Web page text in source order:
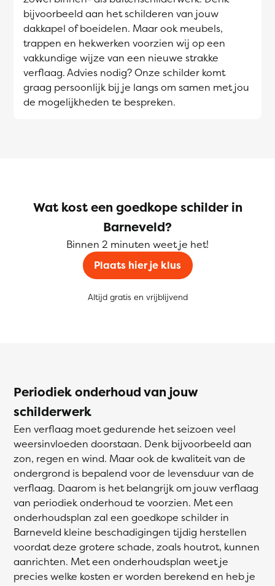
bijvoorbeeld aan het schilderen van jouw
dakkapel of boeidelen. Maar ook meubels,
trappen en hekwerken voorzien wij op een
vakkundige wijze van een nieuwe strakke
verflaag. Advies nodig? Onze schilder komt
graag persoonlijk bij je langs om samen met jou
de mogelijkheden te bespreken.
Wat kost een goedkope schilder in
Barneveld?
Binnen 2 minuten weet je het!
Plaats hier je klus
Altijd gratis en vrijblijvend
Periodiek onderhoud van jouw
schilderwerk
Een verflaag moet gedurende het seizoen veel
weersinvloeden doorstaan. Denk bijvoorbeeld aan
zon, regen en wind. Maar ook de kwaliteit van de
ondergrond is bepalend voor de levensduur van de
verflaag. Daarom is het belangrijk om jouw verflaag
van periodiek onderhoud te voorzien. Met een
onderhoudsplan zal een goedkope schilder in
Barneveld kleine beschadigingen tijdig herstellen
voordat deze grotere schade, zoals houtrot, kunnen
aanrichten. Met een onderhoudsplan weet je
precies welke kosten er worden berekend en heb je